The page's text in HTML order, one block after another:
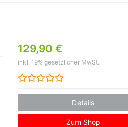
129,90 €
inkl. 19% gesetzlicher MwSt.
Details
Zum Shop